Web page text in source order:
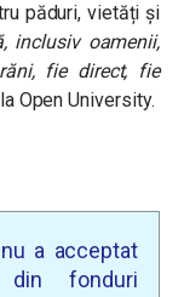
păduri, vietăți și
inclusiv oamenii,
fie direct, fie
Open University.
a acceptat
fonduri